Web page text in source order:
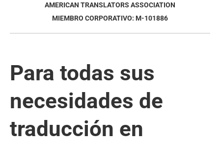
AMERICAN TRANSLATORS ASSOCIATION
MIEMBRO CORPORATIVO: M-101886
Para todas sus
necesidades de
traducción en